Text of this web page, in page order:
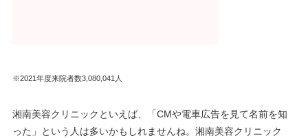
※2021年度来院者数3,080,041人
湘南美容クリニックといえば、「CMや電車広告を見て名前を知
った」という人は多いかもしれませんね。湘南美容クリニック